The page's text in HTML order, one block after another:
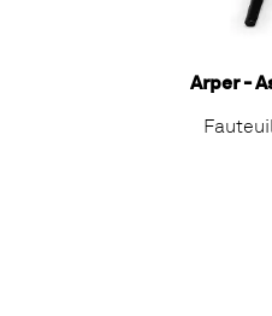
Arper -